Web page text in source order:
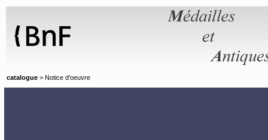
catalogue > Notice d'oeuvre